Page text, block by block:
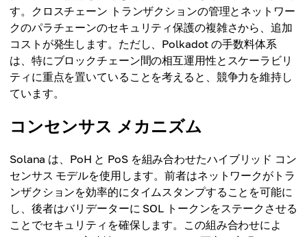
す。クロスチェーン トランザクションの管理とネットワー
クのパラチェーンのセキュリティ保護の複雑さから、追加
コストが発生します。ただし、Polkadot の手数料体系
は、特にブロックチェーン間の相互運用性とスケーラビリ
ティに重点を置いていることを考えると、競争力を維持し
ています。
コンセンサス メカニズム
Solana は、PoH と PoS を組み合わせたハイブリッド コン
センサス モデルを使用します。前者はネットワークがトラ
ンザクションを効率的にタイムスタンプすることを可能に
し、後者はバリデーターに SOL トークンをステークさせる
ことでセキュリティを確保します。この組み合わせによ